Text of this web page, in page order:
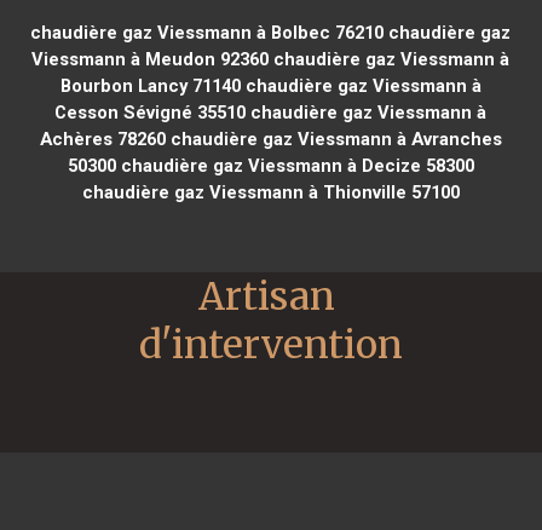
chaudière gaz Viessmann à Bolbec 76210 chaudière gaz
Viessmann à Meudon 92360 chaudière gaz Viessmann à
Bourbon Lancy 71140chaudière gaz Viessmann à
Cesson Sévigné 35510 chaudière gaz Viessmann à
Achères 78260chaudière gaz Viessmann à Avranches
50300chaudière gaz Viessmann à Decize 58300
chaudière gaz Viessmann à Thionville 57100
Artisan
d'intervention